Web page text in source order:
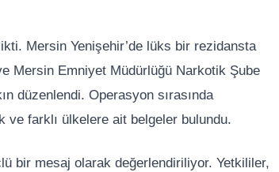
Mersin Yenişehir’de lüks bir rezidansta
Mersin Emniyet Müdürlüğü Narkotik Şube
düzenlendi. Operasyon sırasında
ve farklı ülkelere ait belgeler bulundu.
bir mesaj olarak değerlendiriliyor. Yetkililer,